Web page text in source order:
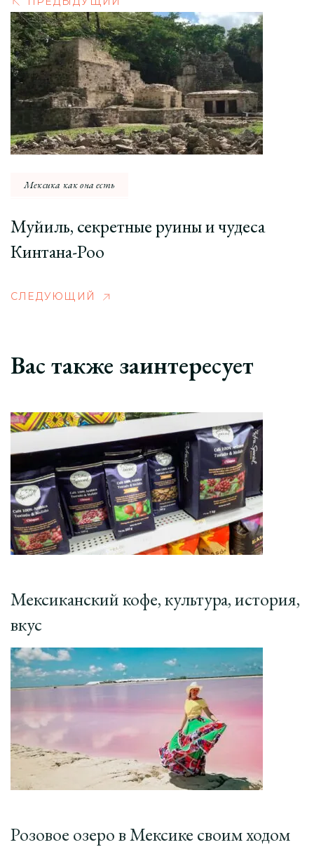
Мексика как она есть
Муйиль, секретные руины и чудеса
Кинтана-Роо
СЛЕДУЮЩИЙ
Вас также заинтересует
Мексиканский кофе, культура, история,
вкус
Розовое озеро в Мексике своим ходом